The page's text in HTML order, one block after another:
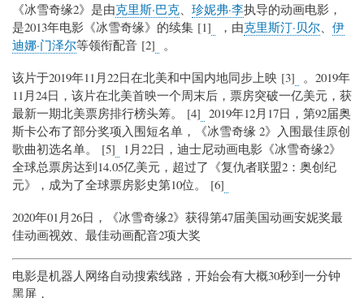
《冰雪奇缘2》是由克里斯·巴克、 珍妮弗·李执导的动画电影，
是2013年电影《冰雪奇缘》的续集 [1]
，由克里斯汀·贝尔、 伊
迪娜·门泽尔等领衔配音 [2] 。
该片于2019年11月22日在北美和中国内地同步上映 [3] 。2019年
11月24日，该片在北美首映一个周末后，票房突破一亿美元，获
最新一期北美票房排行榜头筹。 [4] 2019年12月17日，第92届奥
斯卡公布了部分奖项入围短名单，《冰雪奇缘 2》入围最佳原创
歌曲初选名单。 [5]
1月22日，迪士尼动画电影《冰雪奇缘2》
全球总票房达到14.05亿美元，超过了《复仇者联盟2：奥创纪
元》，成为了全球票房影史第10位。 [6]
2020年01月26日，《冰雪奇缘2》获得第47届美国动画安妮奖最
佳动画视效、最佳动画配音2项大奖
电影是机器人网络自动搜索线路，开始会有大概30秒到一分钟
黑屏，